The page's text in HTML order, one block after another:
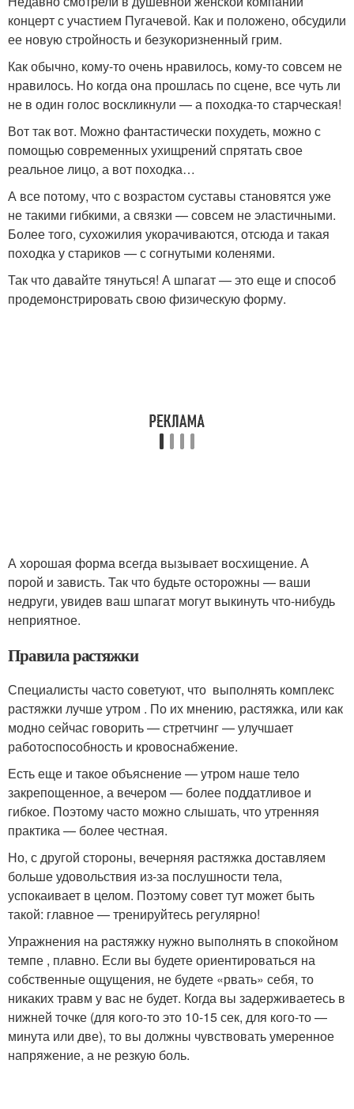
концерт с участием Пугачевой. Как и положено, обсудили
ее новую стройность и безукоризненный грим.
Как обычно, кому-то очень нравилось, кому-то совсем не
нравилось. Но когда она прошлась по сцене, все чуть ли
не в один голос воскликнули — а походка-то старческая!
Вот так вот. Можно фантастически похудеть, можно с
помощью современных ухищрений спрятать свое
реальное лицо, а вот походка…
А все потому, что с возрастом суставы становятся уже
не такими гибкими, а связки — совсем не эластичными.
Более того, сухожилия укорачиваются, отсюда и такая
походка у стариков — с согнутыми коленями.
Так что давайте тянуться! А шпагат — это еще и способ
продемонстрировать свою физическую форму.
А хорошая форма всегда вызывает восхищение. А
порой и зависть. Так что будьте осторожны — ваши
недруги, увидев ваш шпагат могут выкинуть что-нибудь
неприятное.
Правила растяжки
Специалисты часто советуют, что выполнять комплекс
растяжки лучше утром . По их мнению, растяжка, или как
модно сейчас говорить — стретчинг — улучшает
работоспособность и кровоснабжение.
Есть еще и такое объяснение — утром наше тело
закрепощенное, а вечером — более поддатливое и
гибкое. Поэтому часто можно слышать, что утренняя
практика — более честная.
Но, с другой стороны, вечерняя растяжка доставляем
больше удовольствия из-за послушности тела,
успокаивает в целом. Поэтому совет тут может быть
такой: главное — тренируйтесь регулярно!
Упражнения на растяжку нужно выполнять в спокойном
темпе , плавно. Если вы будете ориентироваться на
собственные ощущения, не будете «рвать» себя, то
никаких травм у вас не будет. Когда вы задерживаетесь в
нижней точке (для кого-то это 10-15 сек, для кого-то —
минута или две), то вы должны чувствовать умеренное
напряжение, а не резкую боль.